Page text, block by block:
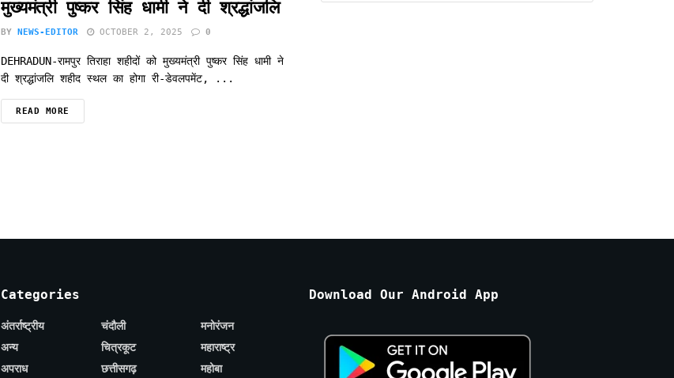
मुख्यमंत्री पुष्कर सिंह धामी ने दी श्रद्धांजलि
BY NEWS-EDITOR OCTOBER 2, 2025 0
DEHRADUN-रामपुर तिराहा शहीदों को मुख्यमंत्री पुष्कर सिंह धामी ने
दी श्रद्धांजलि शहीद स्थल का होगा री-डेवलपमेंट, ...
READ MORE
Categories
अंतर्राष्ट्रीय
अन्य
अपराध
चंदौली
चित्रकूट
छत्तीसगढ़
मनोरंजन
महाराष्ट्र
महोबा
Download Our Android App